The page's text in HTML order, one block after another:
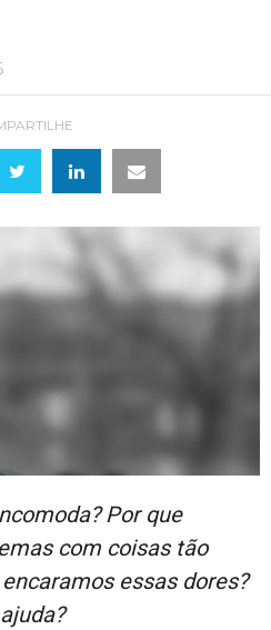
Por que
com coisas tão
essas dores?